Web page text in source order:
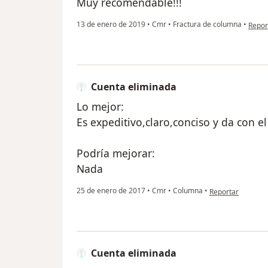
13 de enero de 2019 • Cmr • Fractura de columna • en
Cuenta eliminada
Lo mejor:
Es expeditivo,claro,conciso y da con
Podría mejorar:
Nada
25 de enero de 2017 • Cmr • Columna • en opinión del
Reportar
Cuenta eliminada